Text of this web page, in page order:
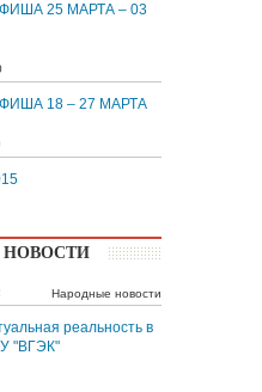
25 МАРТА – 03
18 – 27 МАРТА
Народные новости
реальность в
"ВГЭК"